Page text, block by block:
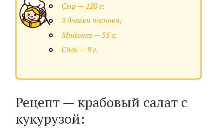
Сыр — 120 г;
2 дольки чеснока;
Майонез — 55 г;
Соль — 9 г.
Рецепт — крабовый салат с
кукурузой: